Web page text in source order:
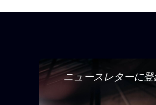
ニュースレターに